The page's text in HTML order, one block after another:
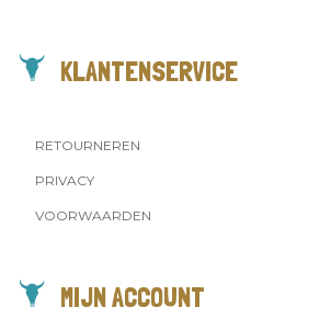
KLANTENSERVICE
RETOURNEREN
PRIVACY
VOORWAARDEN
MIJN ACCOUNT